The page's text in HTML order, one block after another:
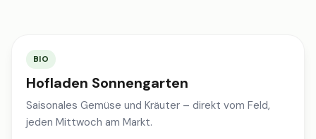
BIO
Hofladen Sonnengarten
Saisonales Gemüse und Kräuter – direkt vom Feld,
jeden Mittwoch am Markt.